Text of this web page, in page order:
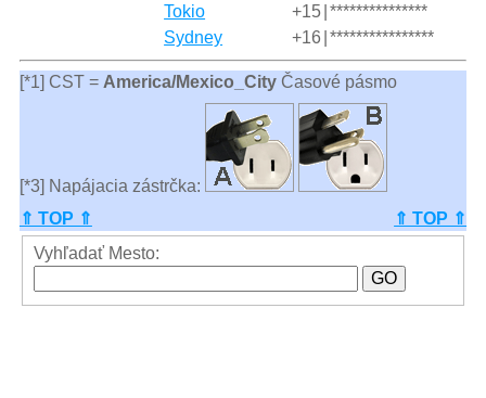
Tokio
+15 ***************
Sydney
+16 ****************
[*1] CST = America/Mexico_CityČasové pásmo
[*3] Napájacia zástrčka:
⇑ TOP ⇑
⇑ TOP ⇑
Vyhľadať Mesto: